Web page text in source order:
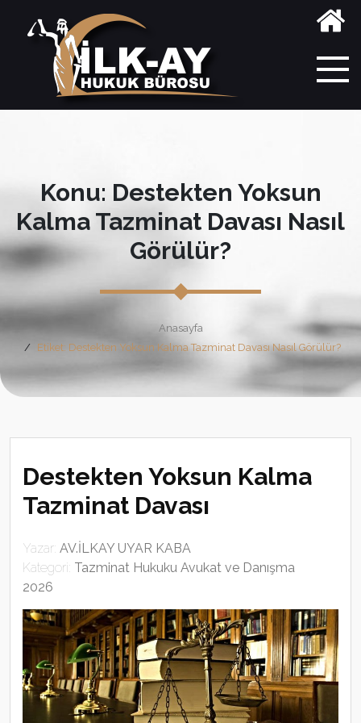
Konu: Destekten Yoksun
Kalma Tazminat Davası Nasıl
Görülür?
Anasayfa
Etiket: Destekten Yoksun Kalma Tazminat Davası Nasıl Görülür?
Destekten Yoksun Kalma
Tazminat Davası
Yazar: AV.İLKAY UYAR KABA
Kategori: Tazminat Hukuku Avukat ve Danışma
2026